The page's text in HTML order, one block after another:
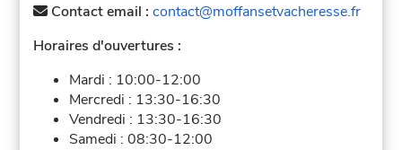
Contact email :contact@moffansetvacheresse.fr
Horaires d'ouvertures :
Mardi : 10:00-12:00
Mercredi : 13:30-16:30
Vendredi : 13:30-16:30
Samedi :08:30-12:00